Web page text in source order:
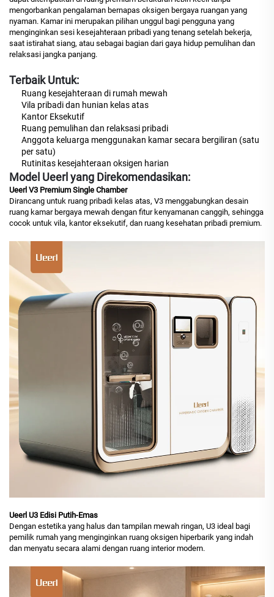
mengorbankan pengalaman bernapas oksigen bergaya ruangan yang
nyaman. Kamar ini merupakan pilihan unggul bagi pengguna yang
menginginkan sesi kesejahteraan pribadi yang tenang setelah bekerja,
saat istirahat siang, atau sebagai bagian dari gaya hidup pemulihan dan
relaksasi jangka panjang.
Terbaik Untuk:
Ruang kesejahteraan di rumah mewah
Vila pribadi dan hunian kelas atas
Kantor Eksekutif
Ruang pemulihan dan relaksasi pribadi
Anggota keluarga menggunakan kamar secara bergiliran (satu
per satu)
Rutinitas kesejahteraan oksigen harian
Model Ueerl yang Direkomendasikan:
Ueerl V3 Premium Single Chamber
Dirancang untuk ruang pribadi kelas atas, V3 menggabungkan desain
ruang kamar bergaya mewah dengan fitur kenyamanan canggih, sehingga
cocok untuk vila, kantor eksekutif, dan ruang kesehatan pribadi premium.
Ueerl U3 Edisi Putih-Emas
Dengan estetika yang halus dan tampilan mewah ringan, U3 ideal bagi
pemilik rumah yang menginginkan ruang oksigen hiperbarik yang indah
dan menyatu secara alami dengan ruang interior modern.